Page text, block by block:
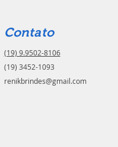
Contato
(19) 9.9502-8106
(19) 3452-1093
renikbrindes@gmail.com